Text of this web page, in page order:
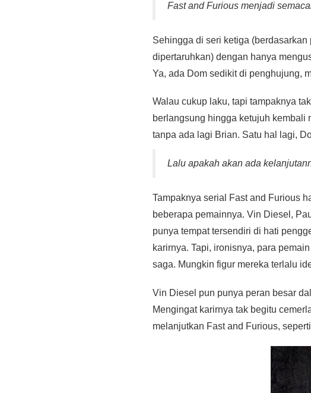
Fast and Furious menjadi
Sehingga di seri ketiga
dipertaruhkan) dengan hanya
Ya, ada Dom sedikit di penghujung,
Walau cukup laku, tapi tampaknya
berlangsung hingga ketujuh kembali
tanpa ada lagi Brian. Satu hal lagi,
Lalu apakah akan ada
Tampaknya serial Fast and Furious
beberapa pemainnya. Vin Diesel,
punya tempat tersendiri di hati
karirnya. Tapi, ironisnya, para
saga. Mungkin figur mereka terlalu
Vin Diesel pun punya peran besar
Mengingat karirnya tak begitu
melanjutkan Fast and Furious,